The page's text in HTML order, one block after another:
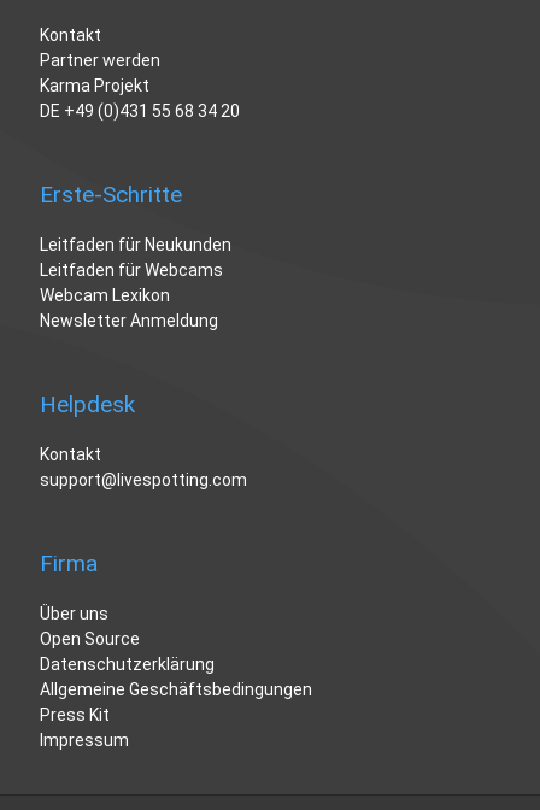
Kontakt
Partner werden
Karma Projekt
DE +49 (0)431 55 68 34 20
Erste-Schritte
Leitfaden für Neukunden
Leitfaden für Webcams
Webcam Lexikon
Newsletter Anmeldung
Helpdesk
Kontakt
support@livespotting.com
Firma
Über uns
Open Source
Datenschutzerklärung
Allgemeine Geschäftsbedingungen
Press Kit
Impressum